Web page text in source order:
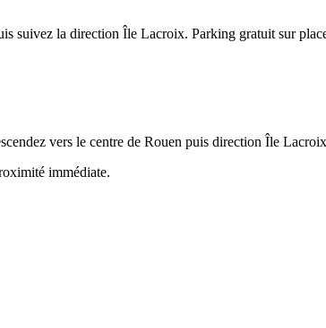
suivez la direction Île Lacroix. Parking gratuit sur
vers le centre de Rouen puis direction Île
immédiate.